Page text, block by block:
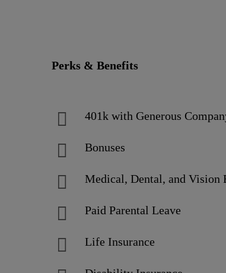
Perks & Benefits
401k with Generous
Bonuses
Medical, Dental, and Vision
Paid Parental Leave
Life Insurance